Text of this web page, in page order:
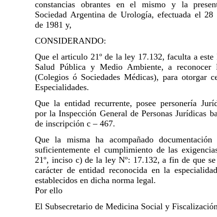
constancias obrantes en el mismo y la
Sociedad Argentina de Urología, efectuada el 28
de 1981 y,
CONSIDERANDO:
Que el articulo 21º de la ley 17.132, faculta a
Salud Pública y Medio Ambiente, a reconocer
(Colegios ó Sociedades Médicas), para otorgar
Especialidades.
Que la entidad recurrente, posee personería
por la Inspección General de Personas Jurídicas
de inscripción c – 467.
Que la misma ha acompañado documentación
suficientemente el cumplimiento de las
21º, inciso c) de la ley Nº: 17.132, a fin de que
carácter de entidad reconocida en la
establecidos en dicha norma legal.
Por ello
El Subsecretario de Medicina Social y